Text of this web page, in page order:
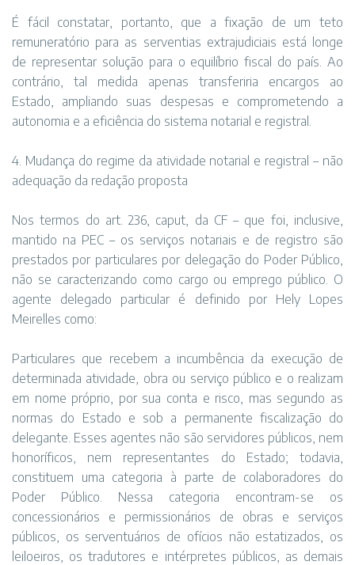
É fácil constatar, portanto, que a fixação de um teto
remuneratório para as serventias extrajudiciais está longe
de representar solução para o equilíbrio fiscal do país. Ao
contrário, tal medida apenas transferiria encargos ao
Estado, ampliando suas despesas e comprometendo a
autonomia e a eficiência do sistema notarial e registral.
4. Mudança do regime da atividade notarial e registral – não
adequação da redação proposta
Nos termos do art. 236, caput, da CF – que foi, inclusive,
mantido na PEC – os serviços notariais e de registro são
prestados por particulares por delegação do Poder Público,
não se caracterizando como cargo ou emprego público. O
agente delegado particular é definido por Hely Lopes
Meirelles como:
Particulares que recebem a incumbência da execução de
determinada atividade, obra ou serviço público e o realizam
em nome próprio, por sua conta e risco, mas segundo as
normas do Estado e sob a permanente fiscalização do
delegante. Esses agentes não são servidores públicos, nem
honoríficos, nem representantes do Estado; todavia,
constituem uma categoria à parte de colaboradores do
Poder Público. Nessa categoria encontram-se os
concessionários e permissionários de obras e serviços
públicos, os serventuários de ofícios não estatizados, os
leiloeiros, os tradutores e intérpretes públicos, as demais